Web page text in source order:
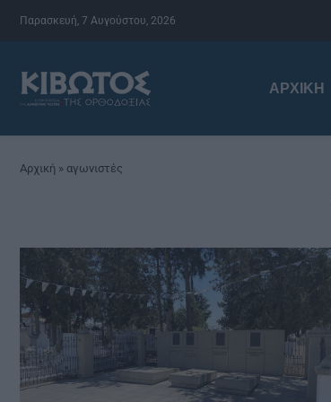
Παρασκευή, 7 Αυγούστου, 2026
ΑΡΧΙΚΉ
Αρχική » αγωνιστές